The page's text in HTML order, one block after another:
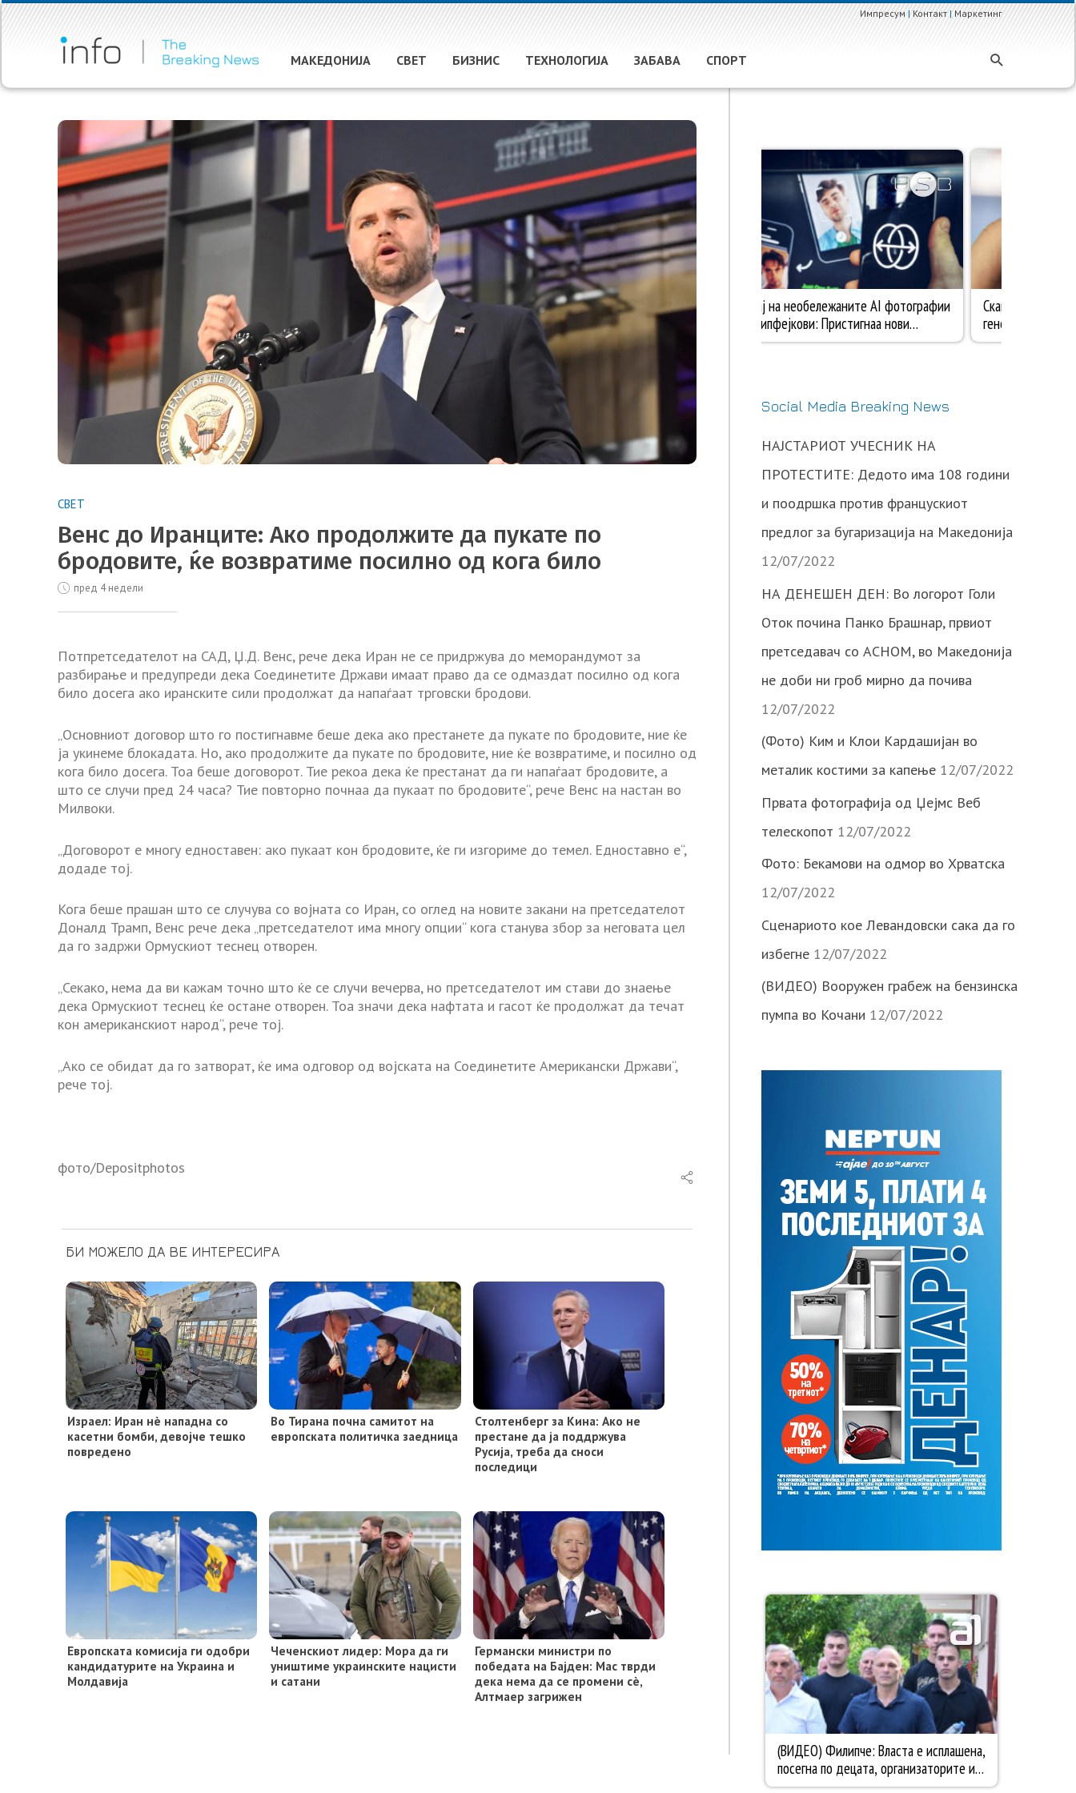
Импресум|Контакт|Маркетинг
МАКЕДОНИЈА СВЕТ БИЗНИС ТЕХНОЛОГИЈА ЗАБАВА СПОРТ
СВЕТ
Венс до Иранците: Ако продолжите да пукате по
бродовите, ќе возвратиме посилно од кога било
пред 4 недели
Потпретседателот на САД, Џ.Д. Венс, рече дека Иран не се придржува до меморандумот за
разбирање и предупреди дека Соединетите Држави имаат право да се одмаздат посилно од кога
било досега ако иранските сили продолжат да напаѓаат трговски бродови.
„Основниот договор што го постигнавме беше дека ако престанете да пукате по бродовите, ние ќе
ја укинеме блокадата. Но, ако продолжите да пукате по бродовите, ние ќе возвратиме, и посилно од
кога било досега. Тоа беше договорот. Тие рекоа дека ќе престанат да ги напаѓаат бродовите, а
што се случи пред 24 часа? Тие повторно почнаа да пукаат по бродовите“, рече Венс на настан во
Милвоки.
„Договорот е многу едноставен: ако пукаат кон бродовите, ќе ги изгориме до темел. Едноставно е“,
додаде тој.
Кога беше прашан што се случува со војната со Иран, со оглед на новите закани на претседателот
Доналд Трамп, Венс рече дека „претседателот има многу опции“ кога станува збор за неговата цел
да го задржи Ормускиот теснец отворен.
„Секако, нема да ви кажам точно што ќе се случи вечерва, но претседателот им стави до знаење
дека Ормускиот теснец ќе остане отворен. Тоа значи дека нафтата и гасот ќе продолжат да течат
кон американскиот народ“, рече тој.
„Ако се обидат да го затворат, ќе има одговор од војската на Соединетите Американски Држави“,
рече тој.
фото/Depositphotos
БИ МОЖЕЛО ДА ВЕ ИНТЕРЕСИРА
Израел: Иран нè нападна со
касетни бомби, девојче тешко
повредено
Во Тирана почна самитот на
европската политичка заедница
Столтенберг за Кина: Ако не
престане да ја поддржува
Русија, треба да сноси
последици
Европската комисија ги одобри
кандидатурите на Украина и
Молдавија
Чеченскиот лидер: Мора да ги
уништиме украинските нацисти
и сатани
Германски министри по
победата на Бајден: Мас тврди
дека нема да се промени сè,
Алтмаер загрижен
Social Media Breaking News
НАЈСТАРИОТ УЧЕСНИК НА
ПРОТЕСТИТЕ: Дедото има 108 години
и поодршка против францускиот
предлог за бугаризација на Македонија
12/07/2022
НА ДЕНЕШЕН ДЕН: Во логорот Голи
Оток почина Панко Брашнар, првиот
претседавач со АСНОМ, во Македонија
не доби ни гроб мирно да почива
12/07/2022
(Фото) Ким и Клои Кардашијан во
металик костими за капење 12/07/2022
Првата фотографија од Џејмс Веб
телескопот 12/07/2022
Фото: Бекамови на одмор во Хрватска
12/07/2022
Сценариото кое Левандовски сака да го
избегне 12/07/2022
(ВИДЕО) Вооружен грабеж на бензинска
пумпа во Кочани 12/07/2022